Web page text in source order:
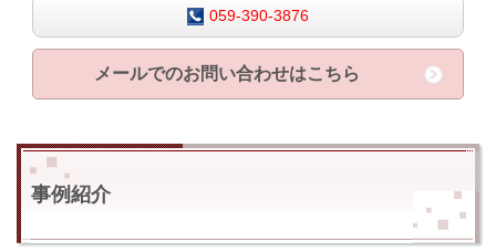
059-390-3876
メールでのお問い合わせはこちら
事例紹介